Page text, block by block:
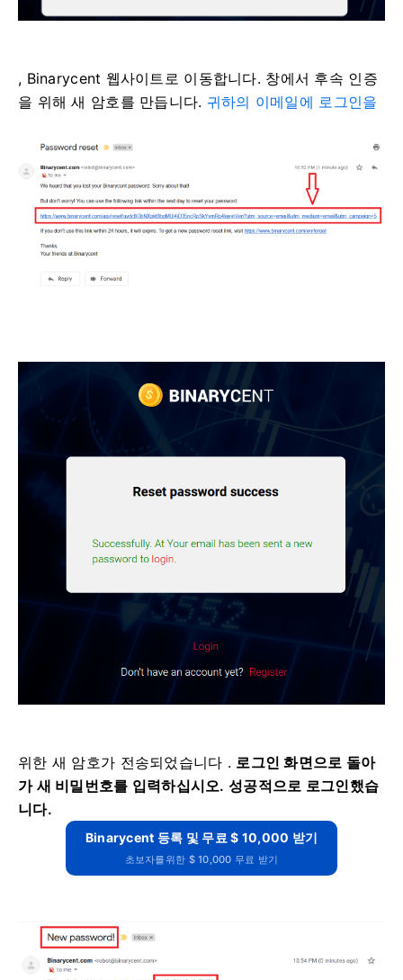
, Binarycent 웹사이트로 이동합니다. 창에서 후속 인증
을 위해 새 암호를 만듭니다. 귀하의 이메일에 로그인을
위한 새 암호가 전송되었습니다 . 로그인 화면으로 돌아
가 새 비밀번호를 입력하십시오.성공적으로 로그인했습
니다.
Binarycent 등록 및 무료 $ 10,000 받기
초보자를위한 $ 10,000 무료 받기